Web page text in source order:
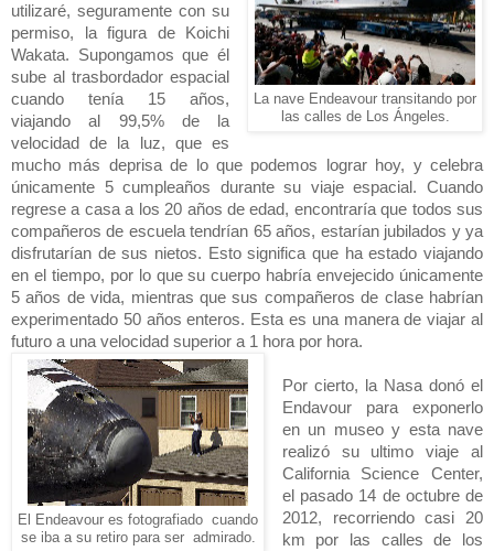
La nave Endeavour transitando por
las calles de Los Ángeles.
utilizaré, seguramente con su
permiso, la figura de Koichi
Wakata. Supongamos que él
sube al trasbordador espacial
cuando tenía 15 años,
viajando al 99,5% de la
velocidad de la luz, que es
mucho más deprisa de lo que podemos lograr hoy, y celebra
únicamente 5 cumpleaños durante su viaje espacial. Cuando
regrese a casa a los 20 años de edad, encontraría que todos sus
compañeros de escuela tendrían 65 años, estarían jubilados y ya
disfrutarían de sus nietos. Esto significa que ha estado viajando
en el tiempo, por lo que su cuerpo habría envejecido únicamente
5 años de vida, mientras que sus compañeros de clase habrían
experimentado 50 años enteros. Esta es una manera de viajar al
futuro a una velocidad superior a 1 hora por hora.
El Endeavour es fotografiado cuando
se iba a su retiro para ser admirado.
Por cierto, la Nasadonó el
Endavour para exponerlo
en un museo y esta nave
realizó su ultimo viaje al
California Science Center,
el pasado 14 de octubre de
2012, recorriendo casi 20
km por las calles de los